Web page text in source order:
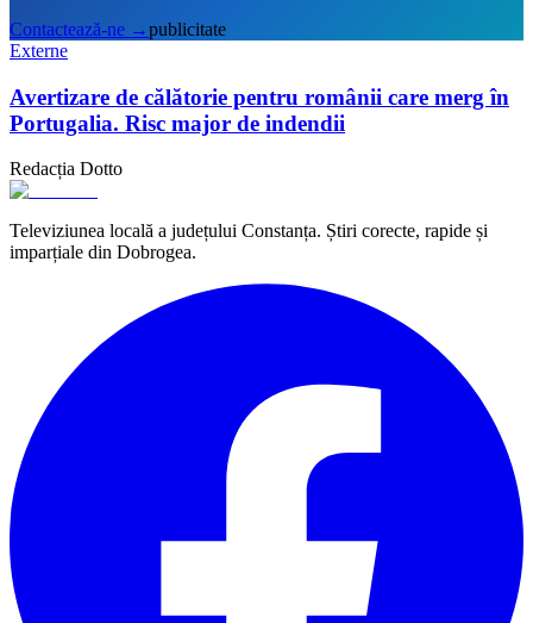
Contactează-ne →publicitate
Externe
Avertizare de călătorie pentru românii care merg în
Portugalia. Risc major de indendii
Redacția Dotto
Televiziunea locală a județului Constanța. Știri corecte, rapide și
imparțiale din Dobrogea.